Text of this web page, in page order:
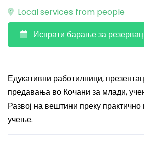
Local services from people
Испрати барање за
Едукативни работилници,
предавања во Кочани за млади,
Развој на вештини преку
учење.